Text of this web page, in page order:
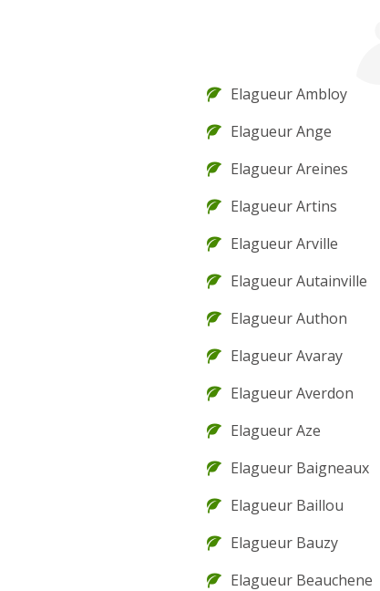
Elagueur Ambloy
Elagueur Ange
Elagueur Areines
Elagueur Artins
Elagueur Arville
Elagueur Autainville
Elagueur Authon
Elagueur Avaray
Elagueur Averdon
Elagueur Aze
Elagueur Baigneaux
Elagueur Baillou
Elagueur Bauzy
Elagueur Beauchene